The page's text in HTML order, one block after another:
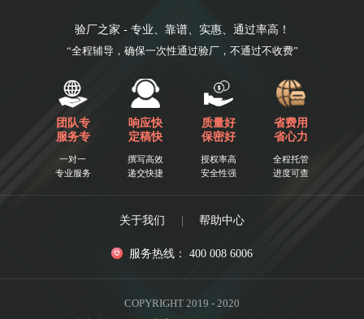
验厂之家 - 专业、靠谱、实惠、通过率高！
“全程辅导，确保一次性通过验厂，不通过不收费”
团队专
服务专
一对一
专业服务
响应快
定稿快
撰写高效
递交快捷
质量好
保密好
授权率高
安全性强
省费用
省心力
全程托管
进度可查
关于我们 | 帮助中心
服务热线： 400 008 6006
COPYRIGHT 2019 - 2020